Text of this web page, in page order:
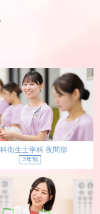
衛生士学科 夜間部
3年制